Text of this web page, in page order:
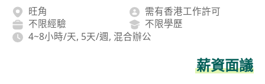
旺角
需有香港工作許可
不限經驗
不限學歷
4~8小時/天, 5天/週, 混合辦公
薪資面議